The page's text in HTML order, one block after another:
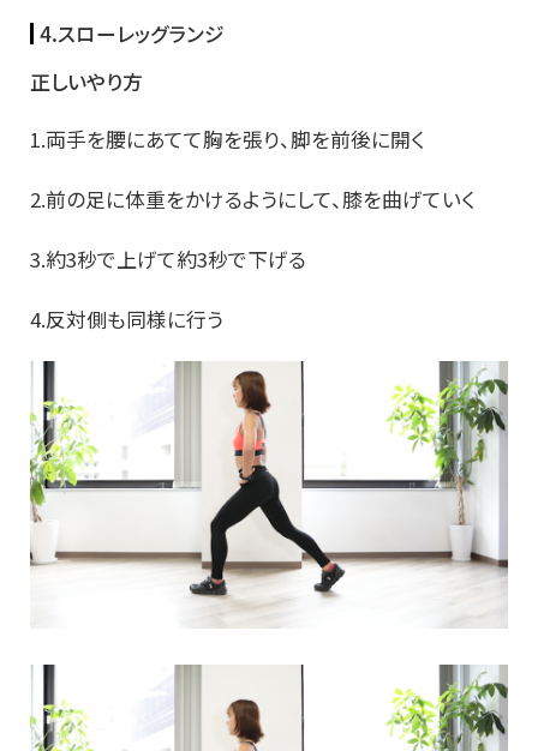
4.スローレッグランジ
正しいやり方
1.両手を腰にあてて胸を張り、脚を前後に開く
2.前の足に体重をかけるようにして、膝を曲げていく
3.約3秒で上げて約3秒で下げる
4.反対側も同様に行う